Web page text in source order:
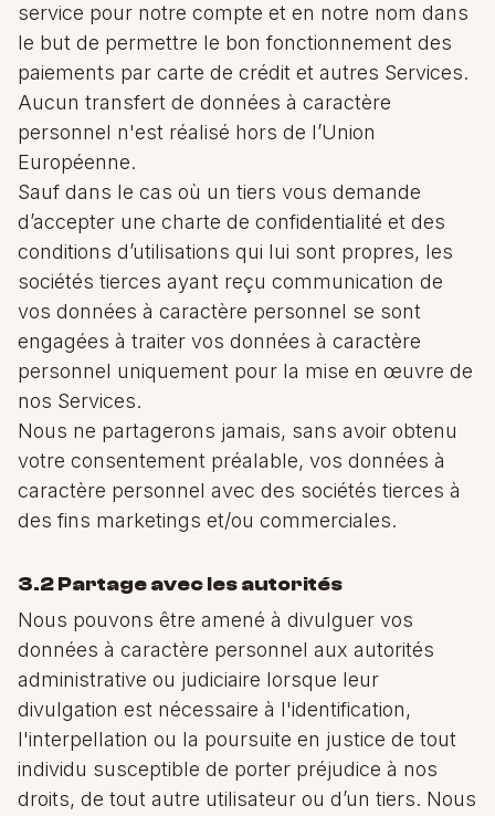
service pour notre compte et en notre nom dans
le but de permettre le bon fonctionnement des
paiements par carte de crédit et autres Services.
Aucun transfert de données à caractère
personnel n'est réalisé hors de l’Union
Européenne.
Sauf dans le cas où un tiers vous demande
d’accepter une charte de confidentialité et des
conditions d’utilisations qui lui sont propres, les
sociétés tierces ayant reçu communication de
vos données à caractère personnel se sont
engagées à traiter vos données à caractère
personnel uniquement pour la mise en œuvre de
nos Services.
Nous ne partagerons jamais, sans avoir obtenu
votre consentement préalable, vos données à
caractère personnel avec des sociétés tierces à
des fins marketings et/ou commerciales.
3.2 Partage avec les autorités
Nous pouvons être amené à divulguer vos
données à caractère personnel aux autorités
administrative ou judiciaire lorsque leur
divulgation est nécessaire à l'identification,
l'interpellation ou la poursuite en justice de tout
individu susceptible de porter préjudice à nos
droits, de tout autre utilisateur ou d’un tiers. Nous